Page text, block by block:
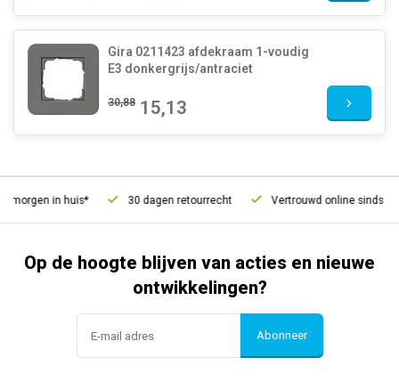
Gira 0211423 afdekraam 1-voudig
E3 donkergrijs/antraciet
30,88 15,13
in huis* 30 dagen retourrecht Vertrouwd online sinds 2006
Op de hoogte blijven van acties en nieuwe
ontwikkelingen?
Abonneer